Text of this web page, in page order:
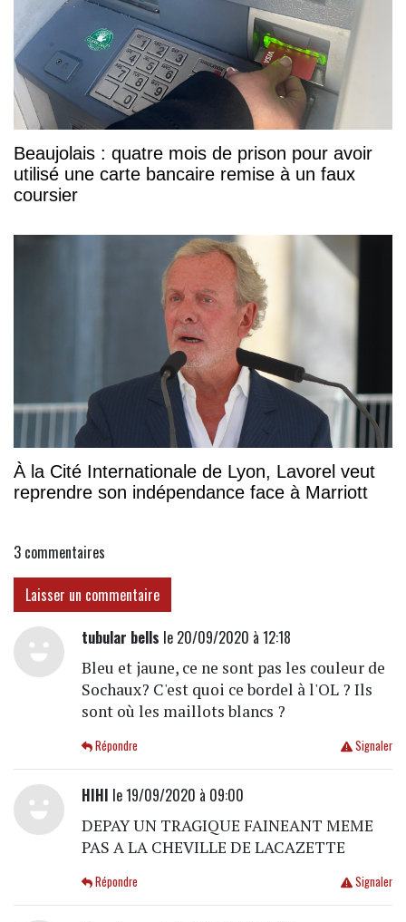
Beaujolais : quatre mois de prison pour avoir
utilisé une carte bancaire remise à un faux
coursier
À la Cité Internationale de Lyon, Lavorel veut
reprendre son indépendance face à Marriott
3 commentaires
Laisser un commentaire
tubular bells le 20/09/2020 à 12:18
Bleu et jaune, ce ne sont pas les couleur de
Sochaux? C'est quoi ce bordel à l'OL ? Ils
sont où les maillots blancs ?
Signaler
Répondre
HIHI le 19/09/2020 à 09:00
DEPAY UN TRAGIQUE FAINEANT MEME
PAS A LA CHEVILLE DE LACAZETTE
Signaler
Répondre